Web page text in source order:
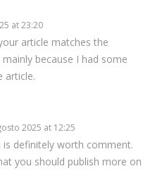
at 23:20
article matches the
because I had some
article.
2025 at 12:25
is definitely worth comment.
you should publish more on